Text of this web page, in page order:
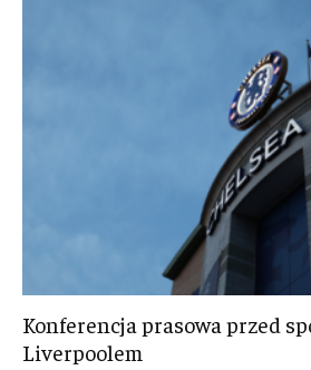
Konferencja prasowa przed
Liverpoolem